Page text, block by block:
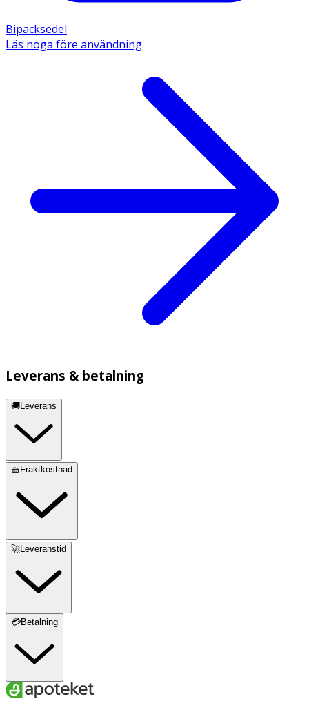
Bipacksedel
Läs noga före användning
Leverans & betalning
🚚Leverans
🧺Fraktkostnad
🚀Leveranstid
💳Betalning